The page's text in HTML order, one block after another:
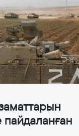
пайдаланған